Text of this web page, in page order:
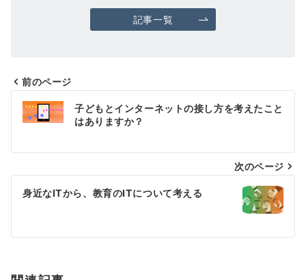
記事一覧
投
稿
ナ
ビ
ゲ
シ
前のページ
子どもとインターネットの接し方を考えたこと
はありますか？
次のページ
身近なITから、教育のITについて考える